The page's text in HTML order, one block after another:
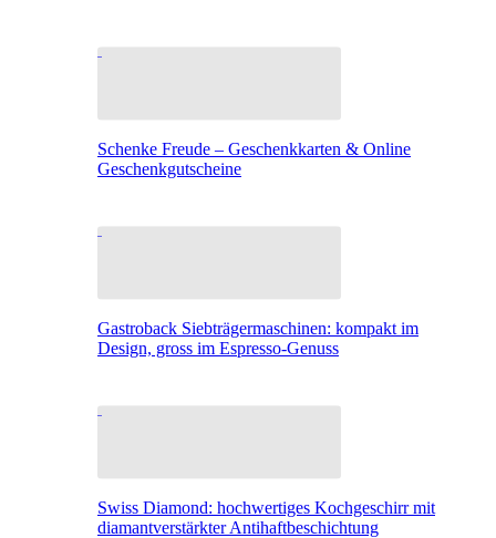
Schenke Freude – Geschenkkarten & Online
Geschenkgutscheine
Gastroback Siebträgermaschinen: kompakt im
Design, gross im Espresso-Genuss
Swiss Diamond: hochwertiges Kochgeschirr mit
diamantverstärkter Antihaftbeschichtung